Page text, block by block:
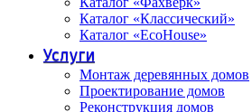
Каталог «Классический»
Каталог «EcoHouse»
Услуги
Монтаж деревянных домов
Проектирование домов
Реконструкция домов